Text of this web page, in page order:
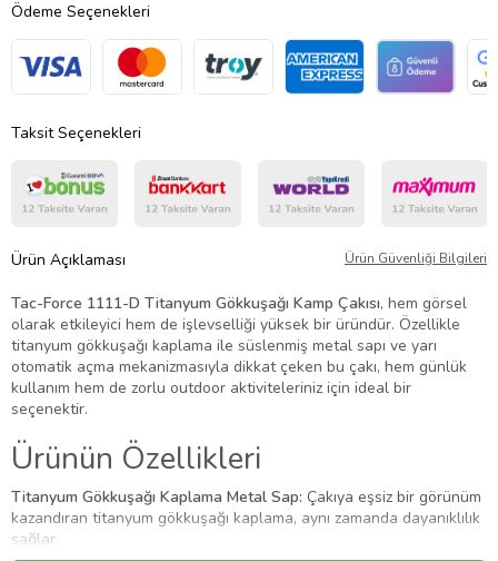
Ödeme Seçenekleri
Taksit Seçenekleri
Ürün Açıklaması Ürün Güvenliği Bilgileri
Tac-Force 1111-D Titanyum Gökkuşağı Kamp Çakısı, hem görsel
olarak etkileyici hem de işlevselliği yüksek bir üründür. Özellikle
titanyum gökkuşağı kaplama ile süslenmiş metal sapı ve yarı
otomatik açma mekanizmasıyla dikkat çeken bu çakı, hem günlük
kullanım hem de zorlu outdoor aktiviteleriniz için ideal bir
seçenektir.
Ürünün Özellikleri
Titanyum Gökkuşağı Kaplama Metal Sap: Çakıya eşsiz bir görünüm
kazandıran titanyum gökkuşağı kaplama, aynı zamanda dayanıklılık
sağlar.